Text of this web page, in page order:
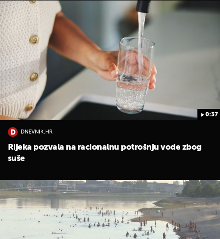
0:37
DNEVNIK.HR
Rijeka pozvala na racionalnu potrošnju vode zbog
suše